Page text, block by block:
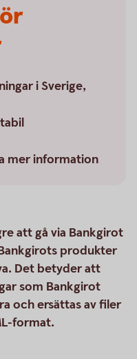
i Sverige,
mer information
att gå via Bankgirot
produkter
Det betyder att
som Bankgirot
och ersättas av filer
format.